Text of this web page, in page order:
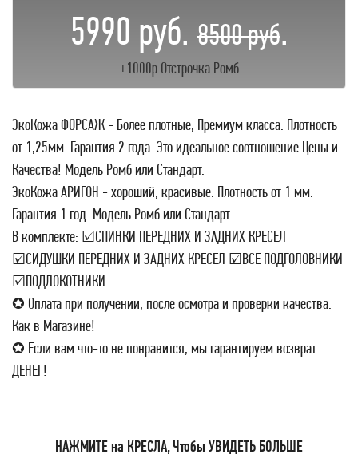
5990 руб.8500 руб.
+1000р Отстрочка Ромб
ЭкоКожа ФОРСАЖ - Более плотные, Премиум класса. Плотность
от 1,25мм. Гарантия 2 года. Это идеальное соотношение Цены и
Качества! Модель Ромб или Стандарт.
ЭкоКожа АРИГОН - хороший, красивые. Плотность от 1 мм.
Гарантия 1 год. Модель Ромб или Стандарт.
В комплекте: ☑СПИНКИ ПЕРЕДНИХ И ЗАДНИХ КРЕСЕЛ
☑СИДУШКИ ПЕРЕДНИХ И ЗАДНИХ КРЕСЕЛ ☑ВСЕ ПОДГОЛОВНИКИ
☑ПОДЛОКОТНИКИ
✪ Оплата при получении, после осмотра и проверки качества.
Как в Магазине!
✪ Если вам что-то не понравится, мы гарантируем возврат
ДЕНЕГ!
НАЖМИТЕ на КРЕСЛА, Чтобы УВИДЕТЬ БОЛЬШЕ